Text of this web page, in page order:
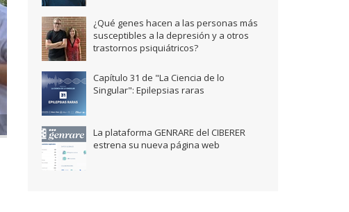
¿Qué genes hacen a las personas más
susceptibles a la depresión y a otros
trastornos psiquiátricos?
Capítulo 31 de "La Ciencia de lo
Singular": Epilepsias raras
La plataforma GENRARE del CIBERER
estrena su nueva página web